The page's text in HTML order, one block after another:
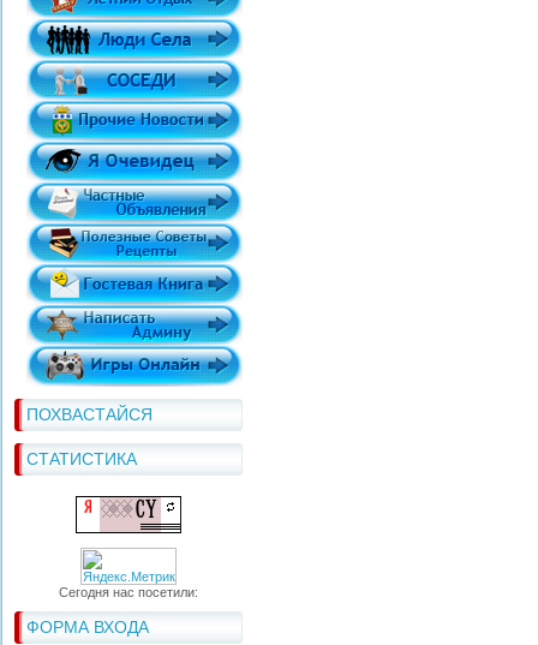
ПОХВАСТАЙСЯ
СТАТИСТИКА
Сегодня нас посетили:
ФОРМА ВХОДА